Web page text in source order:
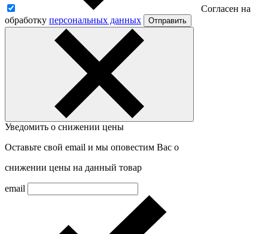
Согласен на
обработку персональных данных Отправить
Уведомить о снижении цены
Оставьте свой email и мы оповестим Вас о
снижении цены на данный товар
email